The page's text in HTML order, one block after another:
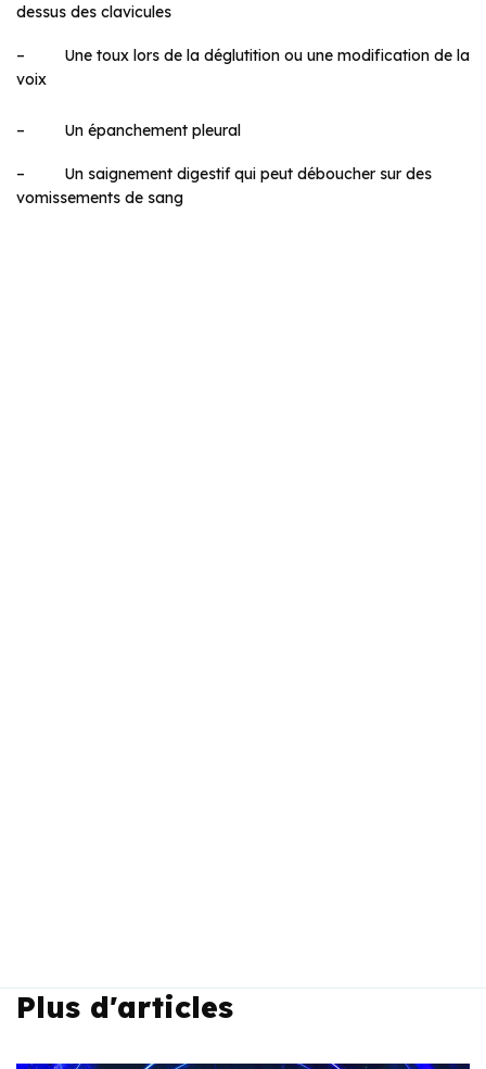
dessus des clavicules
– Une toux lors de la déglutition ou une modification de la
voix
– Un épanchement pleural
– Un saignement digestif qui peut déboucher sur des
vomissements de sang
Plus d'articles